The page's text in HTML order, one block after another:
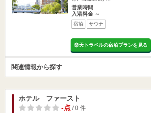
営業時間
入浴料金 ～
宿泊 サウナ
楽天トラベルの宿泊プランを見る
関連情報から探す
ホテル ファースト
-点/ 0 件